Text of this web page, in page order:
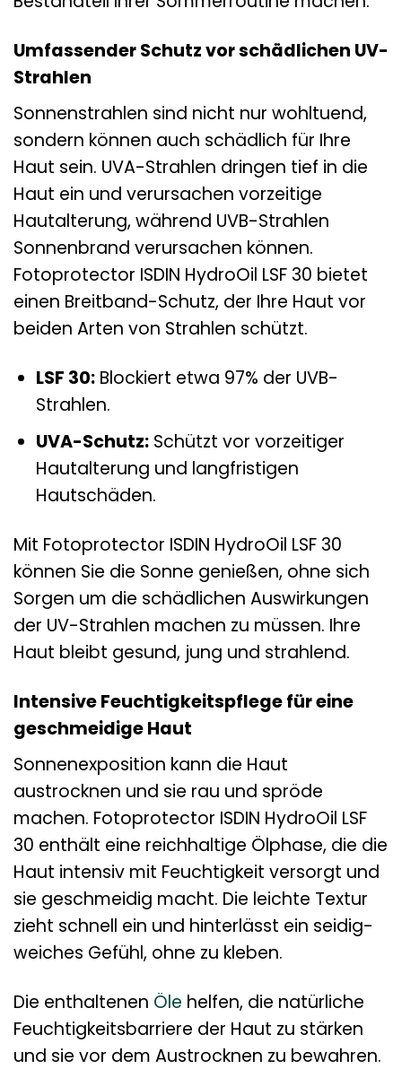
Umfassender Schutz vor schädlichen UV-
Strahlen
Sonnenstrahlen sind nicht nur wohltuend,
sondern können auch schädlich für Ihre
Haut sein. UVA-Strahlen dringen tief in die
Haut ein und verursachen vorzeitige
Hautalterung, während UVB-Strahlen
Sonnenbrand verursachen können.
Fotoprotector ISDIN HydroOil LSF 30 bietet
einen Breitband-Schutz, der Ihre Haut vor
beiden Arten von Strahlen schützt.
LSF 30:Blockiert etwa 97% der UVB-
Strahlen.
UVA-Schutz:Schützt vor vorzeitiger
Hautalterung und langfristigen
Hautschäden.
Mit Fotoprotector ISDIN HydroOil LSF 30
können Sie die Sonne genießen, ohne sich
Sorgen um die schädlichen Auswirkungen
der UV-Strahlen machen zu müssen. Ihre
Haut bleibt gesund, jung und strahlend.
Intensive Feuchtigkeitspflege für eine
geschmeidige Haut
Sonnenexposition kann die Haut
austrocknen und sie rau und spröde
machen. Fotoprotector ISDIN HydroOil LSF
30 enthält eine reichhaltige Ölphase, die die
Haut intensiv mit Feuchtigkeit versorgt und
sie geschmeidig macht. Die leichte Textur
zieht schnell ein und hinterlässt ein seidig-
weiches Gefühl, ohne zu kleben.
Die enthaltenen Öle helfen, die natürliche
Feuchtigkeitsbarriere der Haut zu stärken
und sie vor dem Austrocknen zu bewahren.